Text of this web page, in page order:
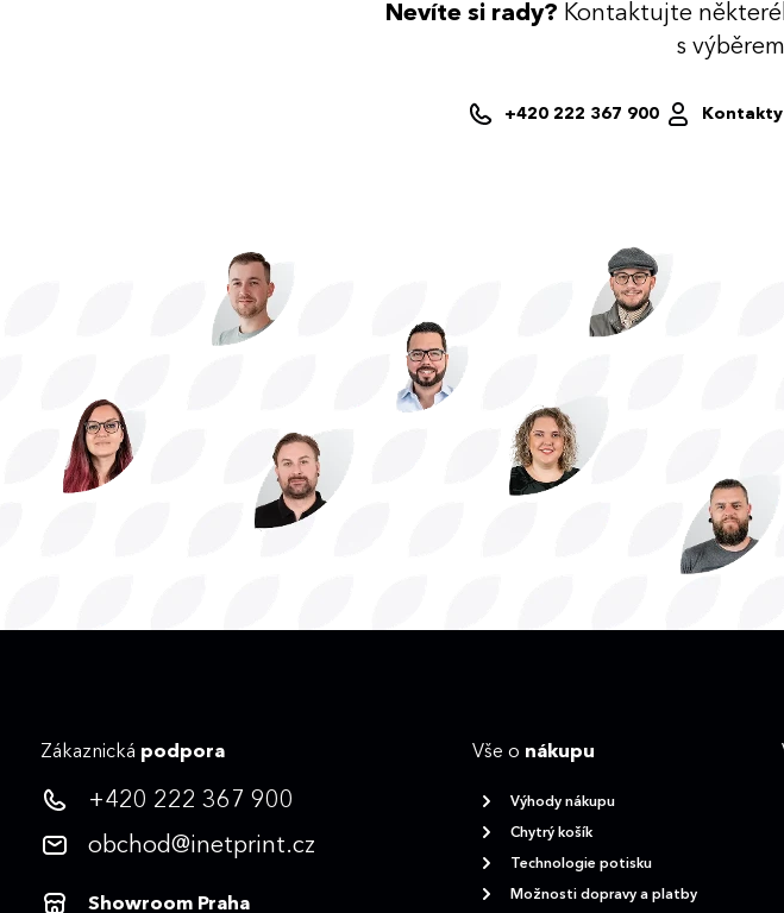
Nevíte si rady? Kontaktujte
s
+420 222 367 900
Zákaznická podpora
+420 222 367 900
obchod@inetprint.cz
Showroom Praha
Vše o nákupu
Výhody nákupu
Chytrý košík
Technologie potisku
Možnosti dopravy a platby